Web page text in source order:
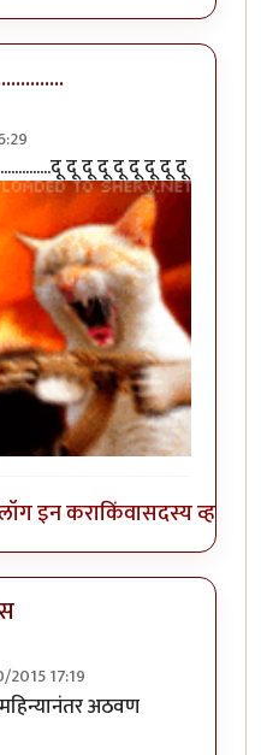
गुढगा पण हवाय काbyकॅप्टन जॅक
दू दू दू दू दू दू दू दू
इन कराकिंवासदस्य व्हा
2015 17:19
by
अठवण